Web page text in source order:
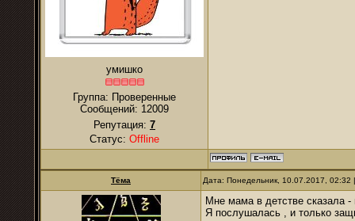
умишко
Группа: Проверенные
Сообщений: 12009
Репутация: 7
Статус: Offline
Тёма Дата: Понедельник, 10.07.2017,
Мне мама в детстве сказала -
Я послушалась , и только